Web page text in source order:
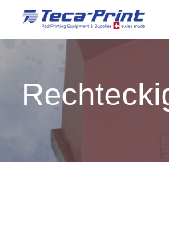
Skip
to
content